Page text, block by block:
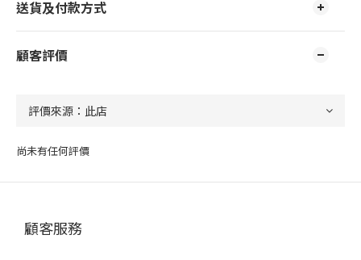
送貨及付款方式
顧客評價
尚未有任何評價
顧客服務